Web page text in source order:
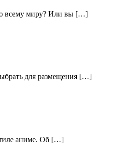
всему миру? Или вы […]
для размещения […]
аниме. Об […]